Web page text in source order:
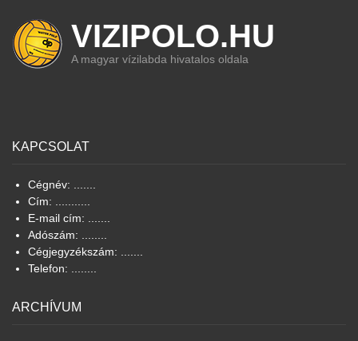
VIZIPOLO.HU
A magyar vízilabda hivatalos oldala
KAPCSOLAT
Cégnév: .......
Cím: ...........
E-mail cím: .......
Adószám: ........
Cégjegyzékszám: .......
Telefon: ........
ARCHÍVUM